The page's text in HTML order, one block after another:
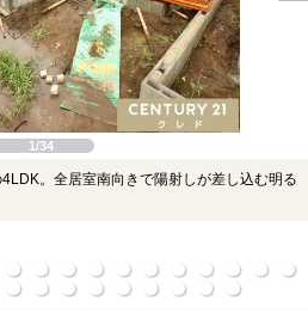
1/34
。全居室南向きで陽射しが差し込む明る